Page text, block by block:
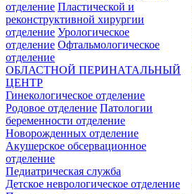
отделение Пластической и
реконструктивной хирургии
отделение Урологическое
отделение Офтальмологическое
отделение
ОБЛАСТНОЙ ПЕРИНАТАЛЬНЫЙ
ЦЕНТР
Гинекологическое отделение
Родовое отделение Патологии
беременности отделение
Новорожденных отделение
Акушерское обсервационное
отделение
Педиатрическая служба
Детское неврологическое отделение